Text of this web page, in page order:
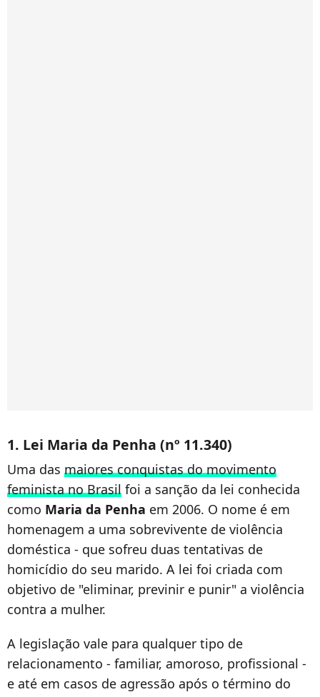
1. Lei Maria da Penha (nº 11.340)
Uma das maiores conquistas do movimento
feminista no Brasil foi a sanção da lei conhecida
como Maria da Penha em 2006. O nome é em
homenagem a uma sobrevivente de violência
doméstica - que sofreu duas tentativas de
homicídio do seu marido. A lei foi criada com
objetivo de "eliminar, previnir e punir" a violência
contra a mulher.
A legislação vale para qualquer tipo de
relacionamento - familiar, amoroso, profissional -
e até em casos de agressão após o término do